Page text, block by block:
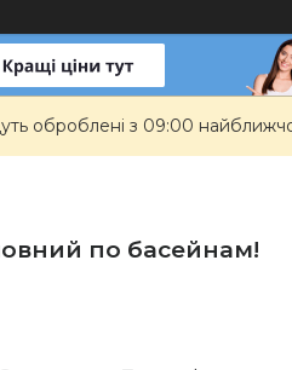
оброблені з 09:00
по басейнам!